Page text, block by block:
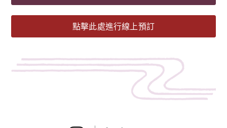
點擊此處進行線上預訂